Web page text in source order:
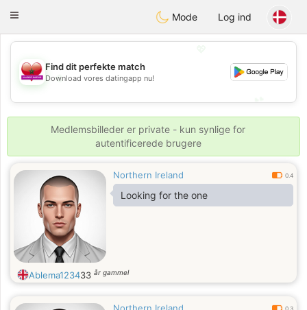
Maroc Dating
Toggle
Mode Log ind
💖
💕
Find dit perfekte match
Download vores datingapp nu!
Medlemsbilleder er private - kun synlige for
autentificerede brugere
Northern Ireland 0.4
Looking for the one
Ablema123433 år gammel